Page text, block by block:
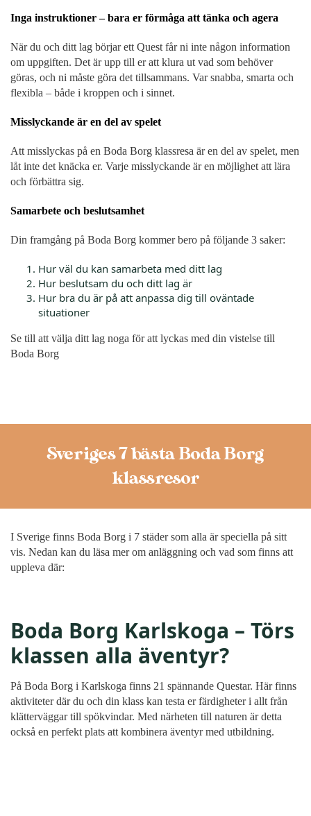
Inga instruktioner – bara er förmåga att tänka och agera
När du och ditt lag börjar ett Quest får ni inte någon information
om uppgiften. Det är upp till er att klura ut vad som behöver
göras, och ni måste göra det tillsammans. Var snabba, smarta och
flexibla – både i kroppen och i sinnet.
Misslyckande är en del av spelet
Att misslyckas på en Boda Borg klassresa är en del av spelet, men
låt inte det knäcka er. Varje misslyckande är en möjlighet att lära
och förbättra sig.
Samarbete och beslutsamhet
Din framgång på Boda Borg kommer bero på följande 3 saker:
Hur väl du kan samarbeta med ditt lag
Hur beslutsam du och ditt lag är
Hur bra du är på att anpassa dig till oväntade
situationer
Se till att välja ditt lag noga för att lyckas med din vistelse till
Boda Borg
Sveriges 7 bästa Boda Borg
klassresor
I Sverige finns Boda Borg i 7 städer som alla är speciella på sitt
vis. Nedan kan du läsa mer om anläggning och vad som finns att
uppleva där:
Boda Borg Karlskoga – Törs
klassen alla äventyr?
På Boda Borg i Karlskoga finns 21 spännande Questar. Här finns
aktiviteter där du och din klass kan testa er färdigheter i allt från
klätterväggar till spökvindar. Med närheten till naturen är detta
också en perfekt plats att kombinera äventyr med utbildning.